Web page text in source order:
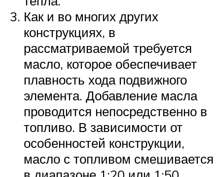
Как и во многих других
конструкциях, в
рассматриваемой требуется
масло, которое обеспечивает
плавность хода подвижного
элемента. Добавление масла
проводится непосредственно в
топливо. В зависимости от
особенностей конструкции,
масло с топливом смешивается